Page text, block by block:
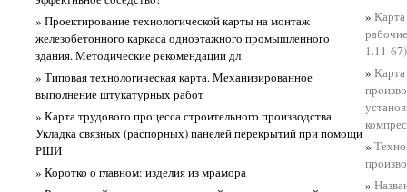
» Проектирование технологической карты на монтаж
железобетонного каркаса одноэтажного промышленного
здания. Методические рекомендации дл
» Типовая технологическая карта. Механизированное
выполнение штукатурных работ
» Карта трудового процесса строительного производства.
Укладка связных (распорных) панелей перекрытий при помощи
РШИ
» Коротко о главном: изделия из мрамора
» Карта
1.11-67)
» Карта
»
»